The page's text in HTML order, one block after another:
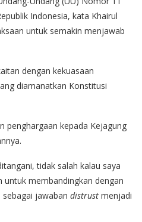
Indonesia, kata Khairul
untuk semakin menjawab
dengan kekuasaan
diamanatkan Konstitusi
penghargaan kepada Kejagung
tidak salah kalau saya
untuk membandingkan dengan
jawaban distrust menjadi